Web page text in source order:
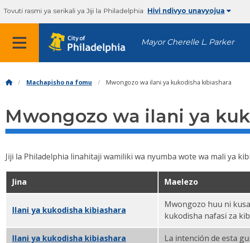
Tovuti rasmi ya serikali ya Jiji la Philadelphia Hivi ndivyo unavyojua
Mayor Cherelle L. Parker
Machapisho na fomu Mwongozo wa ilani ya kukodisha kibiashara
Mwongozo wa ilani ya
Jiji la Philadelphia linahitaji wamiliki wa nyumba wote wa mali ya
Jina Maelezo
Ilani ya kukodisha kibiashara
Mwongozo huu ni
kukodisha nafasi za
Ilani ya kukodisha kibiashara
La intención de esta